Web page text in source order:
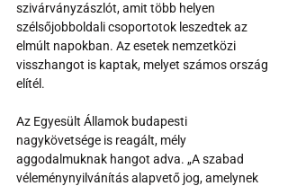
szivárványzászlót, amit több helyen
szélsőjobboldali csoportotok leszedtek az
elmúlt napokban. Az esetek nemzetközi
visszhangot is kaptak, melyet számos ország
elítél.
Az Egyesült Államok budapesti
nagykövetsége is reagált, mély
aggodalmuknak hangot adva. „A szabad
véleménynyilvánítás alapvető jog, amelynek